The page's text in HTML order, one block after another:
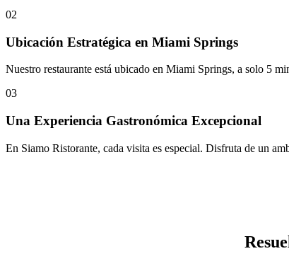
02
Ubicación Estratégica en Miami Springs
Nuestro restaurante está ubicado en Miami Springs, a solo 5
03
Una Experiencia Gastronómica Excepcional
En Siamo Ristorante, cada visita es especial. Disfruta de un